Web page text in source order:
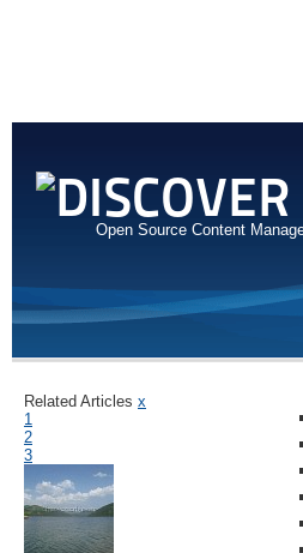
Open Source Content
Related Articles x
1
2
3